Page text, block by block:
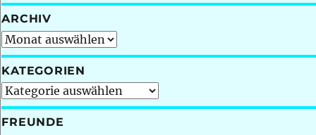
ARCHIV
Archiv
KATEGORIEN
Kategorien
FREUNDE